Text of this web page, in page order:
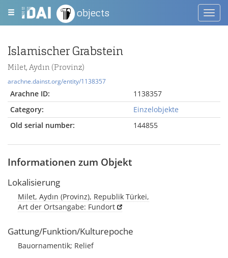
objects
Islamischer Grabstein
Milet, Aydın (Provinz)
arachne.dainst.org/entity/1138357
Arachne ID:
1138357
Category:
Einzelobjekte
Old serial number:
144855
Informationen zum Objekt
Lokalisierung
Milet, Aydın (Provinz), Republik Türkei,
Art der Ortsangabe: Fundort
Gattung/Funktion/Kulturepoche
Bauornamentik; Relief